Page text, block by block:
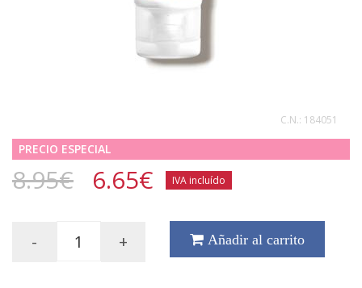
C.N.: 184051
PRECIO ESPECIAL
8.95€ 6.65€ IVA incluído
- + Añadir al carrito